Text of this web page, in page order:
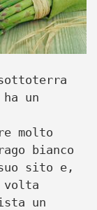
un
molto
bianco
sito e,
volta
un